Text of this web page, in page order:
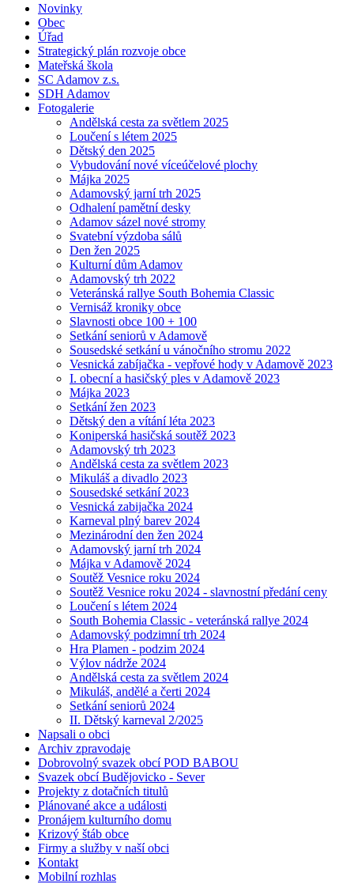
Novinky
Obec
Úřad
Strategický plán rozvoje obce
Mateřská škola
SC Adamov z.s.
SDH Adamov
Fotogalerie
Andělská cesta za světlem 2025
Loučení s létem 2025
Dětský den 2025
Vybudování nové víceúčelové plochy
Májka 2025
Adamovský jarní trh 2025
Odhalení pamětní desky
Adamov sázel nové stromy
Svatební výzdoba sálů
Den žen 2025
Kulturní dům Adamov
Adamovský trh 2022
Veteránská rallye South Bohemia Classic
Vernisáž kroniky obce
Slavnosti obce 100 + 100
Setkání seniorů v Adamově
Sousedské setkání u vánočního stromu 2022
Vesnická zabíjačka - vepřové hody v Adamově 2023
I. obecní a hasičský ples v Adamově 2023
Májka 2023
Setkání žen 2023
Dětský den a vítání léta 2023
Koniperská hasičská soutěž 2023
Adamovský trh 2023
Andělská cesta za světlem 2023
Mikuláš a divadlo 2023
Sousedské setkání 2023
Vesnická zabijačka 2024
Karneval plný barev 2024
Mezinárodní den žen 2024
Adamovský jarní trh 2024
Májka v Adamově 2024
Soutěž Vesnice roku 2024
Soutěž Vesnice roku 2024 - slavnostní předání ceny
Loučení s létem 2024
South Bohemia Classic - veteránská rallye 2024
Adamovský podzimní trh 2024
Hra Plamen - podzim 2024
Výlov nádrže 2024
Andělská cesta za světlem 2024
Mikuláš, andělé a čerti 2024
Setkání seniorů 2024
II. Dětský karneval 2/2025
Napsali o obci
Archiv zpravodaje
Dobrovolný svazek obcí POD BABOU
Svazek obcí Budějovicko - Sever
Projekty z dotačních titulů
Plánované akce a události
Pronájem kulturního domu
Krizový štáb obce
Firmy a služby v naší obci
Kontakt
Mobilní rozhlas